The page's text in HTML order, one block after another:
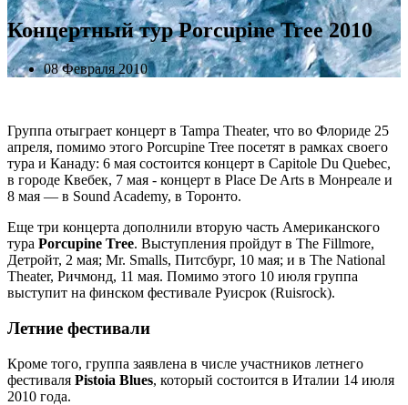
Концертный тур Porcupine Tree 2010
08 Февраля 2010
Группа отыграет концерт в Tampa Theater, что во Флориде 25
апреля, помимо этого Porcupine Tree посетят в рамках своего
тура и Канаду: 6 мая состоится концерт в Capitole Du Quebec,
в городе Квебек, 7 мая - концерт в Place De Arts в Монреале и
8 мая — в Sound Academy, в Торонто.
Еще три концерта дополнили вторую часть Американского
тура Porcupine Tree. Выступления пройдут в The Fillmore,
Детройт, 2 мая; Mr. Smalls, Питсбург, 10 мая; и в The National
Theater, Ричмонд, 11 мая. Помимо этого 10 июля группа
выступит на финском фестивале Руисрок (Ruisrock).
Летние фестивали
Кроме того, группа заявлена в числе участников летнего
фестиваля Pistoia Blues, который состоится в Италии 14 июля
2010 года.